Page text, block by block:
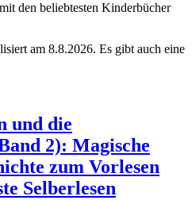
den beliebtesten Kinderbücher
am 8.8.2026. Es gibt auch eine
und die
2): Magische
zum Vorlesen
Selberlesen